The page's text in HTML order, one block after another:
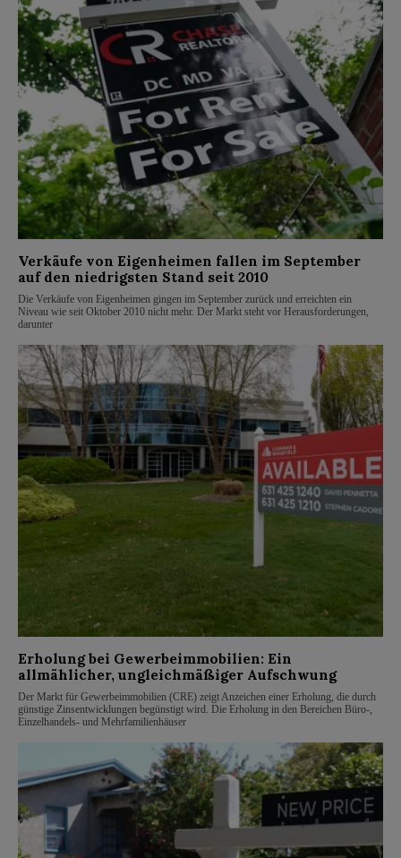
Verkäufe von Eigenheimen fallen im September
auf den niedrigsten Stand seit 2010
Die Verkäufe von Eigenheimen gingen im September zurück und erreichten ein
Niveau wie seit Oktober 2010 nicht mehr. Der Markt steht vor Herausforderungen,
darunter
Erholung bei Gewerbeimmobilien: Ein
allmählicher, ungleichmäßiger Aufschwung
Der Markt für Gewerbeimmobilien (CRE) zeigt Anzeichen einer Erholung, die durch
günstige Zinsentwicklungen begünstigt wird. Die Erholung in den Bereichen Büro-,
Einzelhandels- und Mehrfamilienhäuser